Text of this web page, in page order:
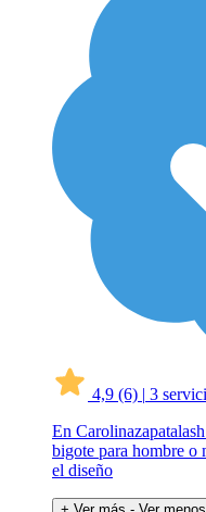
4,9 (6) | 3
En
bigote para hombre o
el diseño